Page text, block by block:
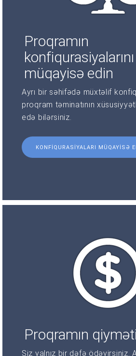
Proqramın
konfiqurasiyalarını
müqayisə edin
Ayrı bir səhifədə müxtəlif
proqram təminatının
edə bilərsiniz.
KONFIQURASIYALARI MÜQAYISƏ
Proqramın qiyməti
Siz yalnız bir dəfə ödəyirsiniz.